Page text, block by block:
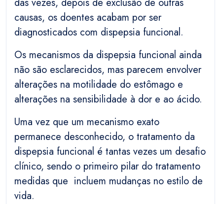
causas, os doentes acabam por ser
diagnosticados com dispepsia funcional.
Os mecanismos da dispepsia funcional ainda
não são esclarecidos, mas parecem envolver
alterações na motilidade do estômago e
alterações na sensibilidade à dor e ao ácido.
Uma vez que um mecanismo exato
permanece desconhecido, o tratamento da
dispepsia funcional é tantas vezes um desafio
clínico, sendo o primeiro pilar do tratamento
medidas que incluem mudanças no estilo de
vida.